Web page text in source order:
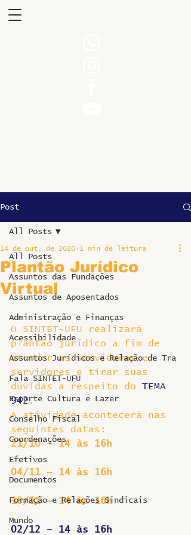
Post
All Posts
Assuntos das Fundações
Assuntos de Aposentados
Administração e Finanças
Acessibilidade
Assuntos Jurídicos e Relação de Tra
Fala SINTET-UFU
Esporte Cultura e Lazer
Conselho Fiscal
Coordenações
Efetivos
Documentos
Formação e Relações Sindicais
Mundo
All Posts
Plantão Jurídico
Virtual
14 de out. de 2020 1 min de leitura
O SINTET-UFU realizará
plantão jurídico a fim de
atender as servidoras e
servidores e tirar suas
dúvidas a respeito do TEMA
942.
A atividade acontecerá nas
seguintes datas:
21/10 – 14 às 16h
04/11 – 14 às 16h
18/11 – 14 às 16h
02/12 – 14 às 16h